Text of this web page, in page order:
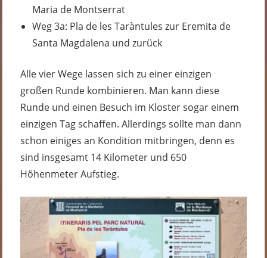
Maria de Montserrat
Weg 3a: Pla de les Taràntules zur Eremita de
Santa Magdalena und zurück
Alle vier Wege lassen sich zu einer einzigen
großen Runde kombinieren. Man kann diese
Runde und einen Besuch im Kloster sogar einem
einzigen Tag schaffen. Allerdings sollte man dann
schon einiges an Kondition mitbringen, denn es
sind insgesamt 14 Kilometer und 650
Höhenmeter Aufstieg.